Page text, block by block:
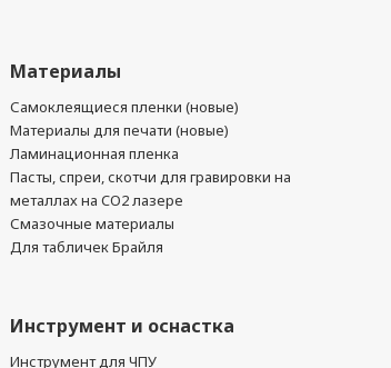
Материалы
Самоклеящиеся пленки (новые)
Материалы для печати (новые)
Ламинационная пленка
Пасты, спреи, скотчи для гравировки на
металлах на CO2 лазере
Смазочные материалы
Для табличек Брайля
Инструмент и оснастка
Инструмент для ЧПУ